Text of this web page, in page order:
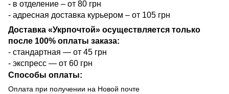
- в отделение – от 80 грн
- адресная доставка курьером – от 105 грн
Доставка «Укрпочтой» осуществляется только
после 100% оплаты заказа:
- стандартная — от 45 грн
- экспресс — от 60 грн
Способы оплаты:
Оплата при получении на Новой почте